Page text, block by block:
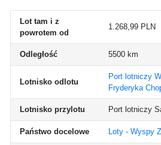
Lot tam i z
powrotem od
1.268,99 PLN
Odległość 5500 km
Lotnisko odlotu
Port lotniczy
Fryderyka
Lotnisko przylotu Port lotniczy
Państwo docelowe Loty - Wyspy